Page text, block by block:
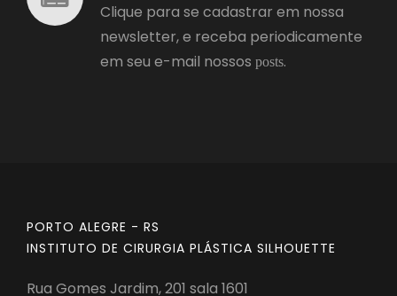
Clique para se cadastrar em nossa
newsletter, e receba periodicamente
em seu e-mail nossos posts.
PORTO ALEGRE - RS
INSTITUTO DE CIRURGIA PLÁSTICA SILHOUETTE
Rua Gomes Jardim, 201 sala 1601